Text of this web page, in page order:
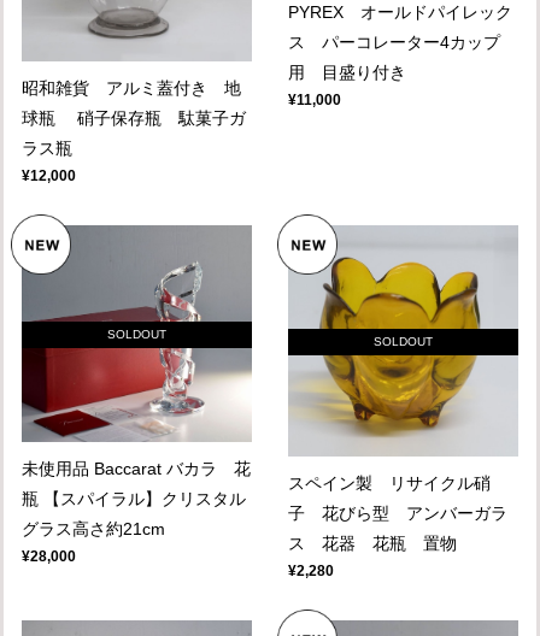
昭和雑貨 アルミ蓋付き 地
球瓶 硝子保存瓶 駄菓子ガ
ラス瓶
¥12,000
PYREX オールドパイレック
ス パーコレーター4カップ
用 目盛り付き
¥11,000
SOLDOUT
未使用品 Baccarat バカラ 花
瓶 【スパイラル】クリスタル
グラス高さ約21cm
¥28,000
SOLDOUT
スペイン製 リサイクル硝
子 花びら型 アンバーガラ
ス 花器 花瓶 置物
¥2,280